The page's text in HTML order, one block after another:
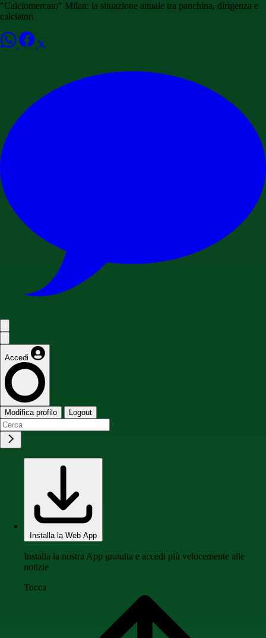
"Calciomercato" Milan: la situazione attuale tra panchina, dirigenza e
calciatori
Accedi
Modifica profilo Logout
Installa la Web App
Installa la nostra App gratuita e accedi più velocemente alle
notizie
Tocca